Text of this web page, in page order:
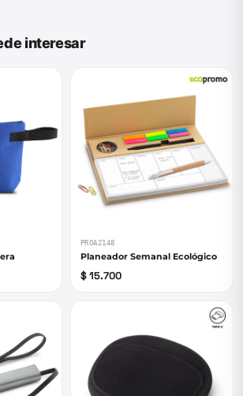
interesar
PROA2148
Planeador Semanal Ecológico
$ 15.700